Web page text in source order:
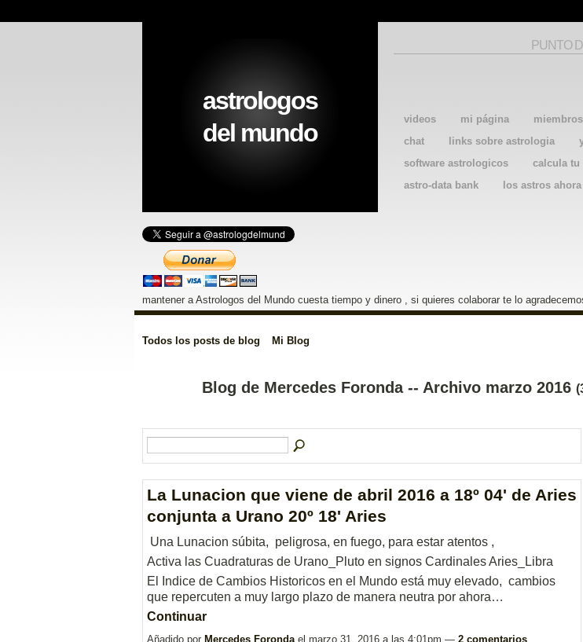
videos mi página miembros
chat
links sobre astrologia
software astrologicos
calcula tu
astro-data bank
los astros ahora
astrologos
del mundo
PUNTO
mantener a Astrologos del Mundo cuesta tiempo y dinero , si quieres colaborar te lo
Todos los posts de blog Mi Blog
Blog de Mercedes Foronda -- Archivo marzo 2016
La Lunacion que viene de abril 2016 a 18º 04' de Aries
conjunta a Urano 20º 18' Aries
Una Lunacion súbita, peligrosa, en fuego, para estar atentos ,
Activa las Cuadraturas de Urano_Pluto en signos Cardinales Aries_Libra
El Indice de Cambios Historicos en el Mundo está muy elevado, cambios
que repercuten a muy largo plazo de manera neutra por ahora…
Continuar
Añadido por Mercedes Foronda el marzo 31, 2016 a las 4:01pm — 2 comentarios